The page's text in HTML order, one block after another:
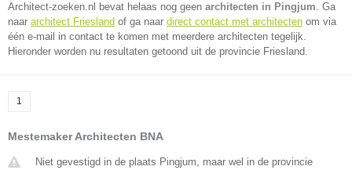
Architect-zoeken.nl bevat helaas nog geen architecten in Pingjum. Ga
naar architect Friesland of ga naar direct contact met architecten om via
één e-mail in contact te komen met meerdere architecten tegelijk.
Hieronder worden nu resultaten getoond uit de provincie Friesland.
1
Mestemaker Architecten BNA
Niet gevestigd in de plaats Pingjum, maar wel in de provincie